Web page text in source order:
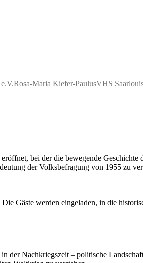
Rosa-Maria Kiefer-PaulusVHS
eröffnet, bei der die bewegende Geschichte
der Volksbefragung von 1955 zu
Gäste werden eingeladen, in die
der Nachkriegszeit – politische